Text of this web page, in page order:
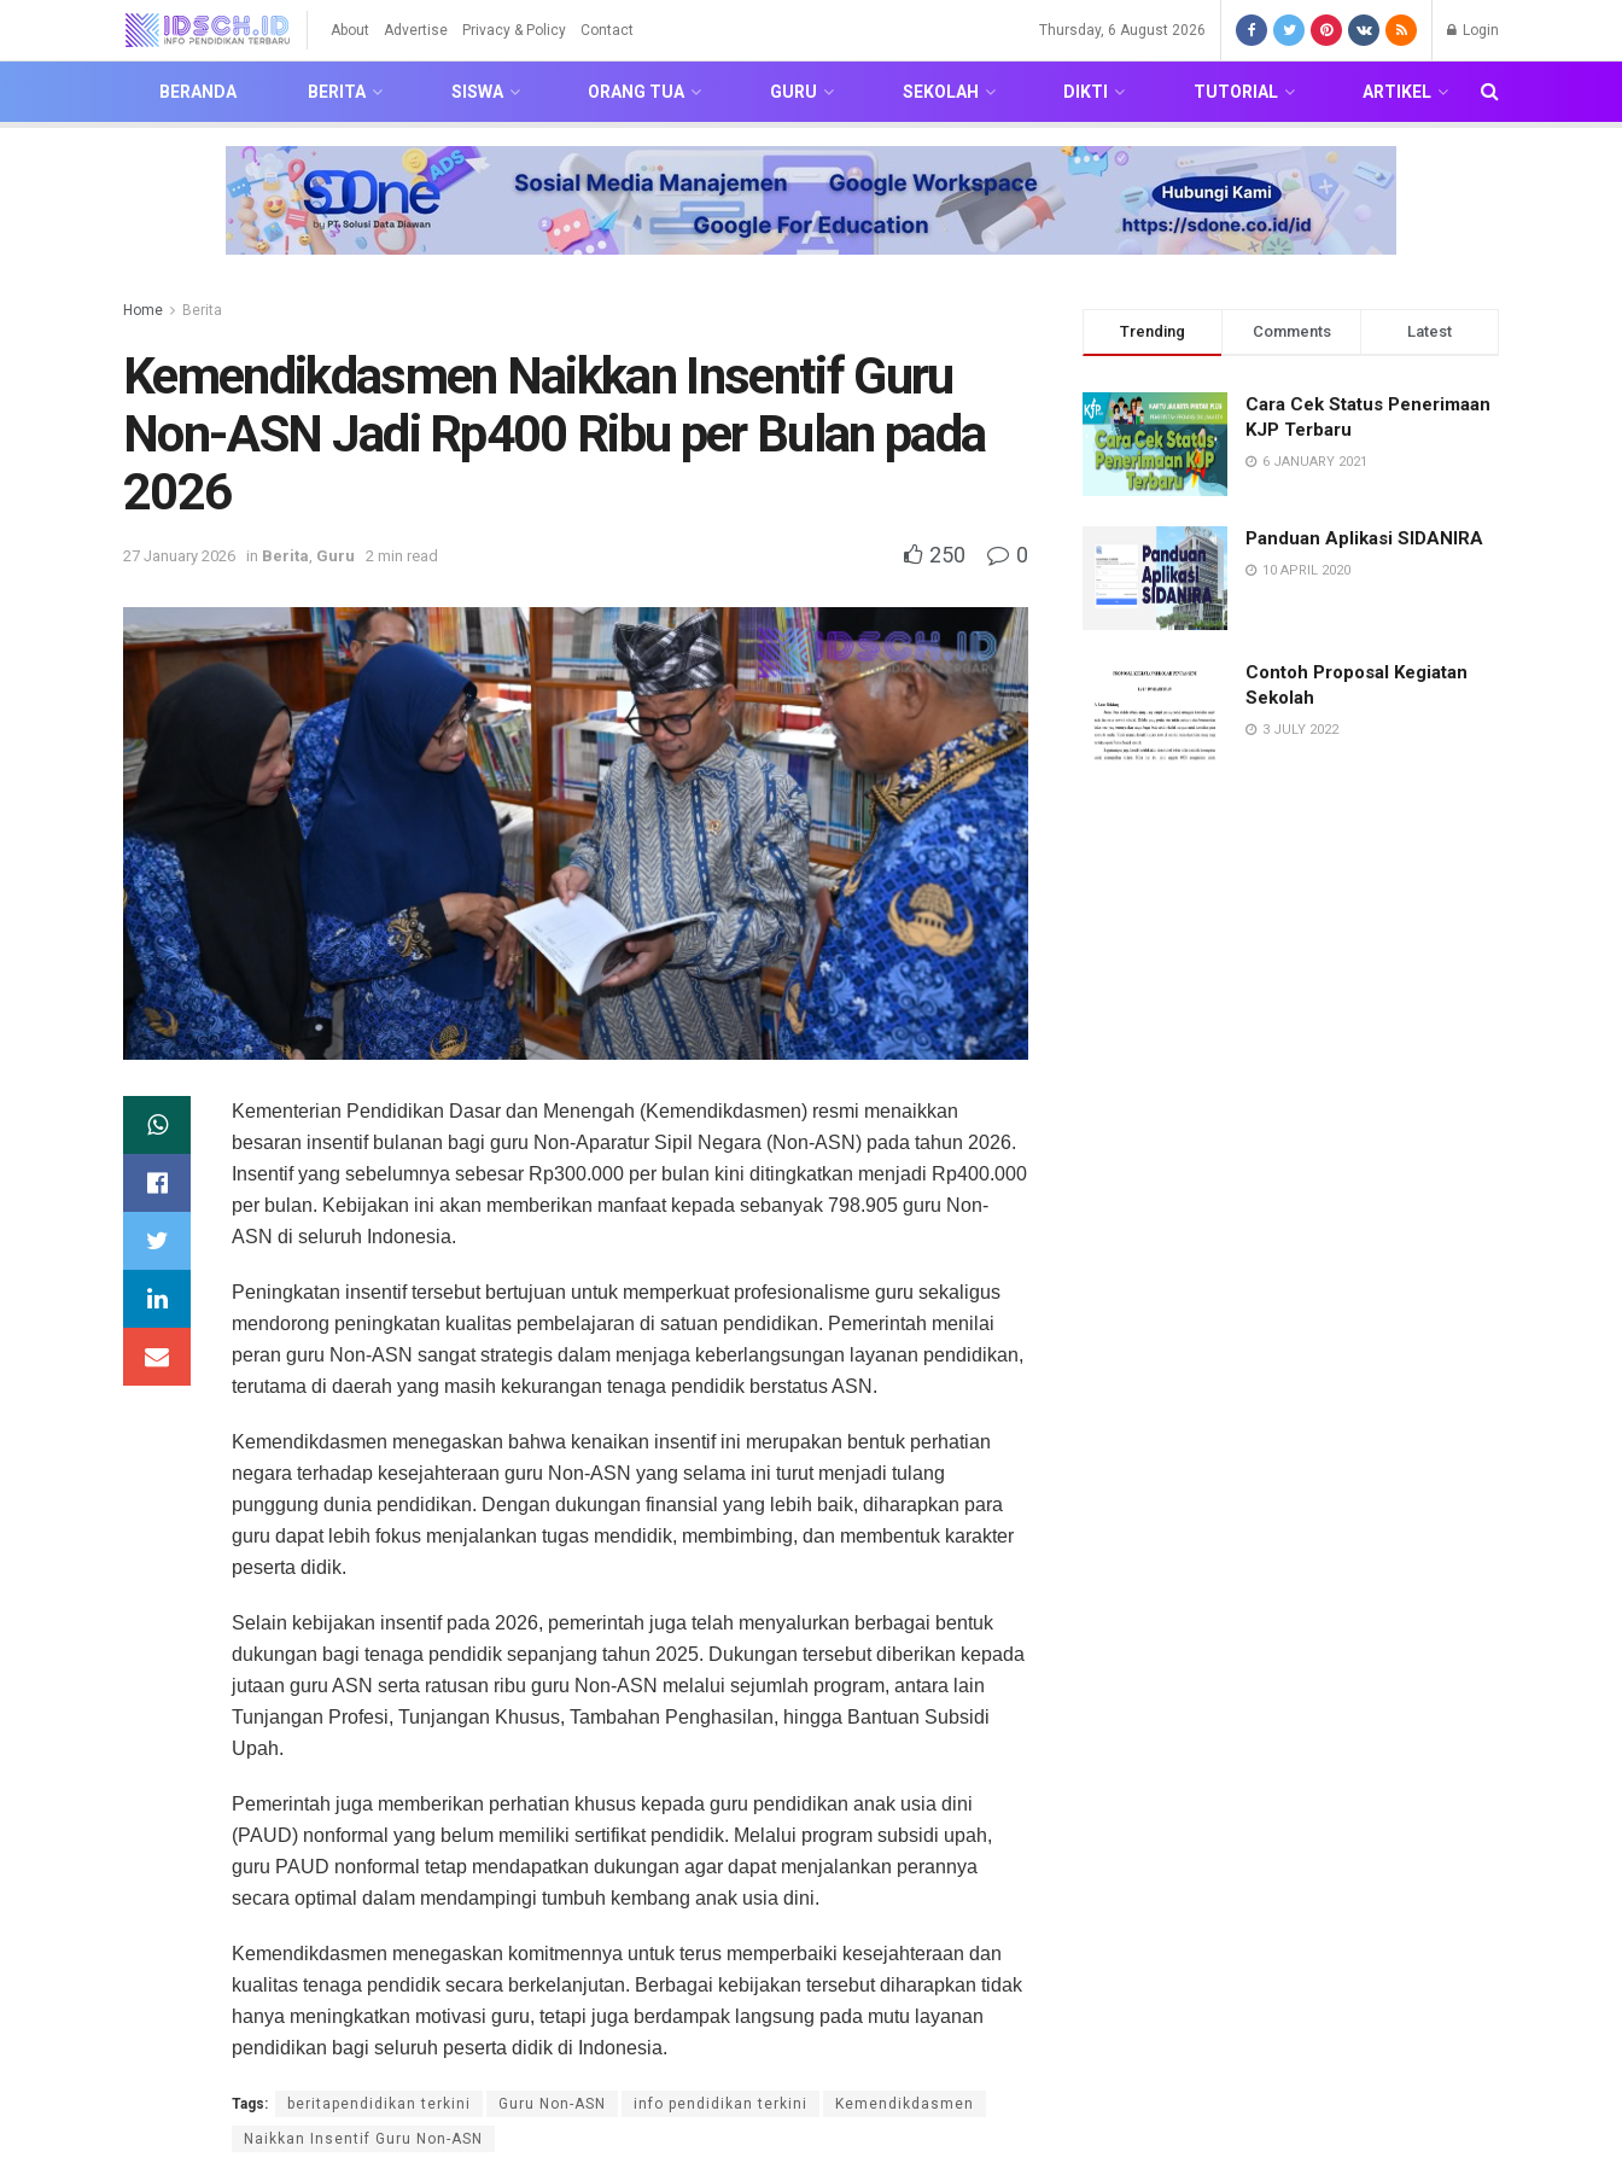
About Advertise Privacy & Policy Contact Thursday, 6 August 2026 Login
BERANDA BERITA SISWA ORANG TUA GURU SEKOLAH DIKTI TUTORIAL ARTIKEL
Home Berita
Kemendikdasmen Naikkan Insentif Guru
Non-ASN Jadi Rp400 Ribu per Bulan pada
2026
27 January 2026 in Berita Guru 2 min read 250 0
Kementerian Pendidikan Dasar dan Menengah (Kemendikdasmen) resmi menaikkan
besaran insentif bulanan bagi guru Non-Aparatur Sipil Negara (Non-ASN) pada tahun 2026.
Insentif yang sebelumnya sebesar Rp300.000 per bulan kini ditingkatkan menjadi Rp400.000
per bulan. Kebijakan ini akan memberikan manfaat kepada sebanyak 798.905 guru Non-
ASN di seluruh Indonesia.
Peningkatan insentif tersebut bertujuan untuk memperkuat profesionalisme guru sekaligus
mendorong peningkatan kualitas pembelajaran di satuan pendidikan. Pemerintah menilai
peran guru Non-ASN sangat strategis dalam menjaga keberlangsungan layanan pendidikan,
terutama di daerah yang masih kekurangan tenaga pendidik berstatus ASN.
Kemendikdasmen menegaskan bahwa kenaikan insentif ini merupakan bentuk perhatian
negara terhadap kesejahteraan guru Non-ASN yang selama ini turut menjadi tulang
punggung dunia pendidikan. Dengan dukungan finansial yang lebih baik, diharapkan para
guru dapat lebih fokus menjalankan tugas mendidik, membimbing, dan membentuk karakter
peserta didik.
Selain kebijakan insentif pada 2026, pemerintah juga telah menyalurkan berbagai bentuk
dukungan bagi tenaga pendidik sepanjang tahun 2025. Dukungan tersebut diberikan kepada
jutaan guru ASN serta ratusan ribu guru Non-ASN melalui sejumlah program, antara lain
Tunjangan Profesi, Tunjangan Khusus, Tambahan Penghasilan, hingga Bantuan Subsidi
Upah.
Pemerintah juga memberikan perhatian khusus kepada guru pendidikan anak usia dini
(PAUD) nonformal yang belum memiliki sertifikat pendidik. Melalui program subsidi upah,
guru PAUD nonformal tetap mendapatkan dukungan agar dapat menjalankan perannya
secara optimal dalam mendampingi tumbuh kembang anak usia dini.
Kemendikdasmen menegaskan komitmennya untuk terus memperbaiki kesejahteraan dan
kualitas tenaga pendidik secara berkelanjutan. Berbagai kebijakan tersebut diharapkan tidak
hanya meningkatkan motivasi guru, tetapi juga berdampak langsung pada mutu layanan
pendidikan bagi seluruh peserta didik di Indonesia.
Tags: beritapendidikan terkini Guru Non-ASN info pendidikan terkini Kemendikdasmen
Naikkan Insentif Guru Non-ASN
Trending Comments Latest
Cara Cek Status Penerimaan
KJP Terbaru
6 JANUARY 2021
Panduan Aplikasi SIDANIRA
10 APRIL 2020
Contoh Proposal Kegiatan
Sekolah
3 JULY 2022